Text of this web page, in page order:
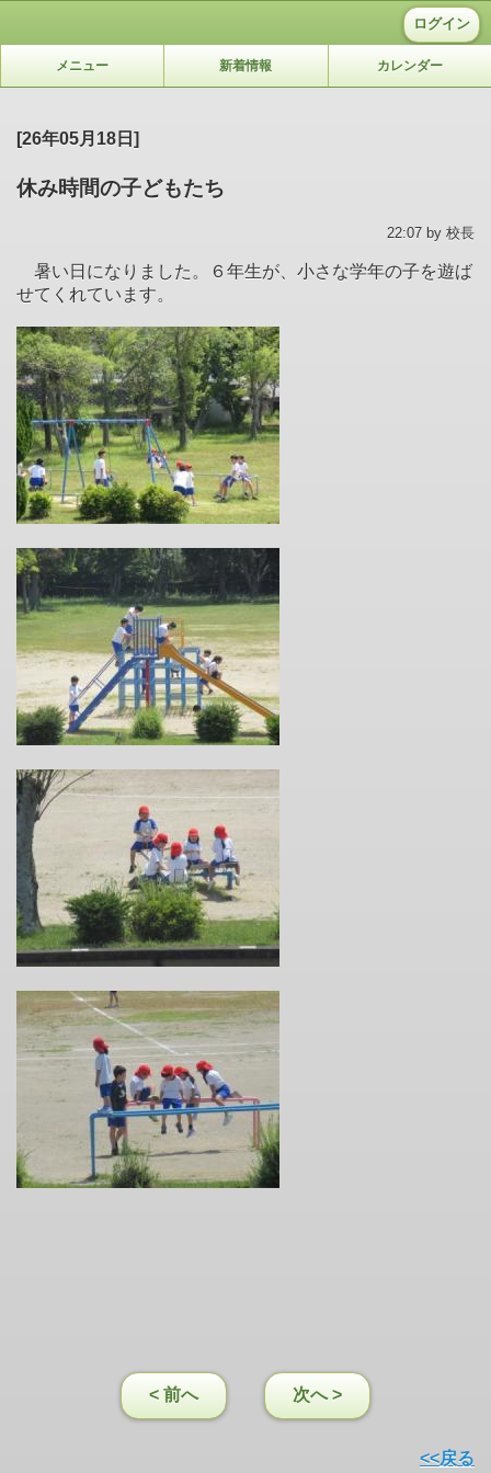
ログイン
メニュー 新着情報 カレンダー
[26年05月18日]
休み時間の子どもたち
22:07 by 校長
暑い日になりました。６年生が、小さな学年の子を遊ば
せてくれています。
< 前へ 次へ >
<<戻る